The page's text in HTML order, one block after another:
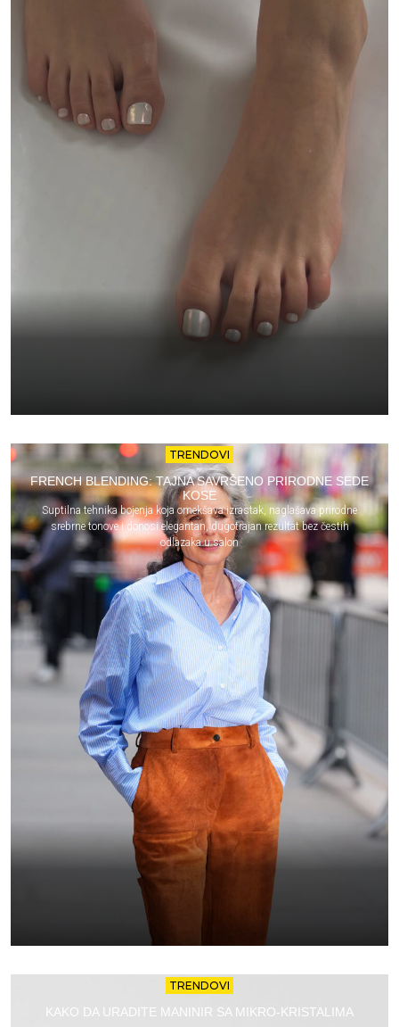
TRENDOVI
FRENCH BLENDING: TAJNA SAVRŠENO PRIRODNE SEDE
KOSE
Suptilna tehnika bojenja koja omekšava izrastak, naglašava prirodne
srebrne tonove i donosi elegantan, dugotrajan rezultat bez čestih
odlazaka u salon
TRENDOVI
KAKO DA URADITE MANINIR SA MIKRO-KRISTALIMA